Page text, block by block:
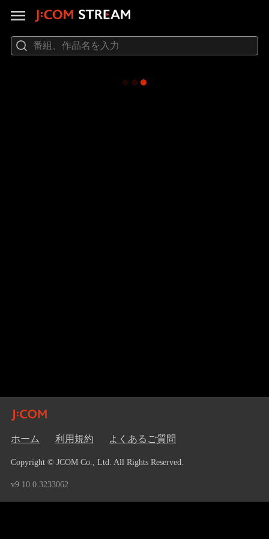
ホーム 利用規約 よくあるご質問
Copyright © JCOM Co., Ltd. All Rights Reserved.
v9.10.0.3233062